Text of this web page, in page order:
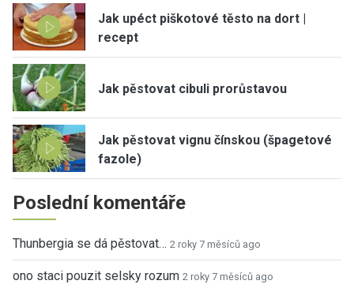
Jak upéct piškotové těsto na dort |
recept
Jak pěstovat cibuli prorůstavou
Jak pěstovat vignu čínskou (špagetové
fazole)
Poslední komentáře
Thunbergia se dá pěstovat… 2 roky 7 měsíců ago
ono staci pouzit selsky rozum 2 roky 7 měsíců ago